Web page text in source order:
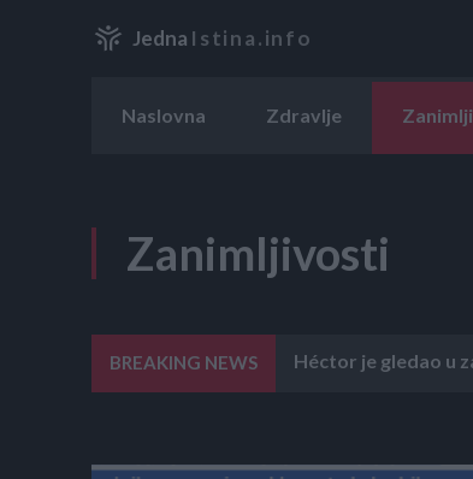
Jedna Istina.info
Naslovna Zdravlje
Zanimljivosti
BREAKING NEWS Héctor je gledao u